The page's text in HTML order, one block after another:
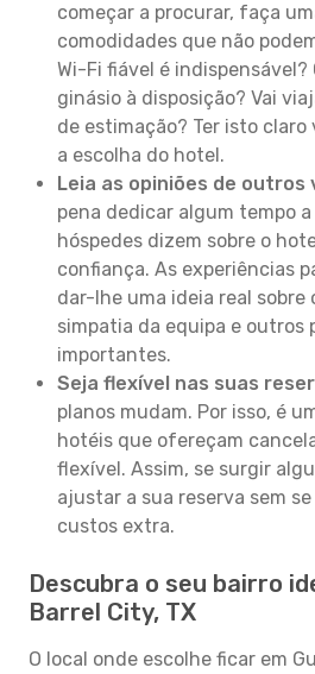
começar a procurar, faça
comodidades que não
Wi-Fi fiável é
ginásio à disposição? Vai
de estimação? Ter isto
a escolha do hotel.
Leia as opiniões de outros
pena dedicar algum tempo
hóspedes dizem sobre o
confiança. As experiências
dar-lhe uma ideia real sobre
simpatia da equipa e outros
importantes.
Seja flexível nas suas
planos mudam. Por isso, é
hotéis que ofereçam
flexível. Assim, se surgir
ajustar a sua reserva sem
custos extra.
Descubra o seu bairro
Barrel City, TX
O local onde escolhe ficar em